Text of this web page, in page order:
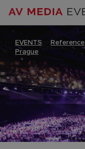
EVENTS – Reference
Prague